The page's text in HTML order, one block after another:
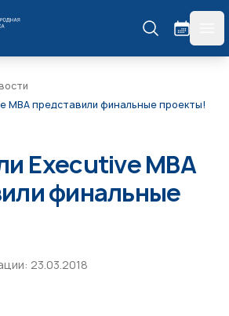
MBA представили финальные проекты!
Executive MBA
финальные
23.03.2018